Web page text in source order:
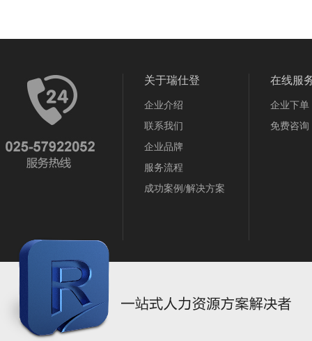
关于瑞仕登
企业介绍
联系我们
企业品牌
服务流程
成功案例/解决方案
在线服
企业下单
免费咨询
苏